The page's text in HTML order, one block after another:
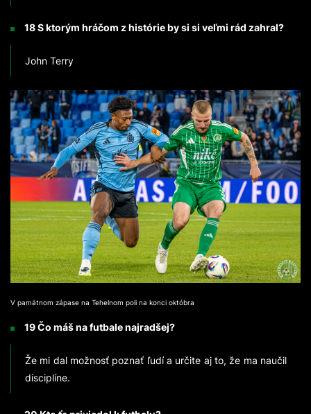
18 S ktorým hráčom z histórie by si si veľmi rád zahral?
John Terry
V pamätnom zápase na Tehelnom poli na konci októbra
19 Čo máš na futbale najradšej?
Že mi dal možnosť poznať ľudí a určite aj to, že ma naučil
disciplíne.